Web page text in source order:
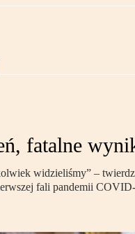
fatalne
widzieliśmy” –
fali pandemii